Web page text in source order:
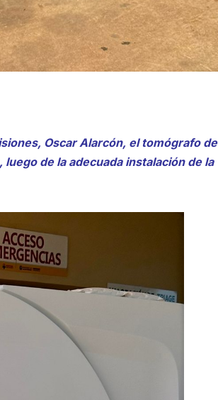
Oscar Alarcón, el tomógrafo de
de la adecuada instalación de la